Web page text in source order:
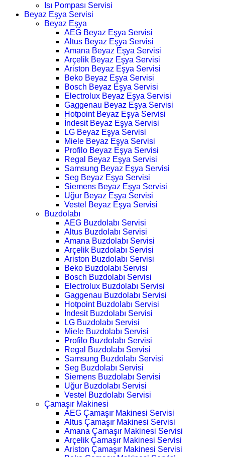
Isı Pompası Servisi
Beyaz Eşya Servisi
Beyaz Eşya
AEG Beyaz Eşya Servisi
Altus Beyaz Eşya Servisi
Amana Beyaz Eşya Servisi
Arçelik Beyaz Eşya Servisi
Ariston Beyaz Eşya Servisi
Beko Beyaz Eşya Servisi
Bosch Beyaz Eşya Servisi
Electrolux Beyaz Eşya Servisi
Gaggenau Beyaz Eşya Servisi
Hotpoint Beyaz Eşya Servisi
İndesit Beyaz Eşya Servisi
LG Beyaz Eşya Servisi
Miele Beyaz Eşya Servisi
Profilo Beyaz Eşya Servisi
Regal Beyaz Eşya Servisi
Samsung Beyaz Eşya Servisi
Seg Beyaz Eşya Servisi
Siemens Beyaz Eşya Servisi
Uğur Beyaz Eşya Servisi
Vestel Beyaz Eşya Servisi
Buzdolabı
AEG Buzdolabı Servisi
Altus Buzdolabı Servisi
Amana Buzdolabı Servisi
Arçelik Buzdolabı Servisi
Ariston Buzdolabı Servisi
Beko Buzdolabı Servisi
Bosch Buzdolabı Servisi
Electrolux Buzdolabı Servisi
Gaggenau Buzdolabı Servisi
Hotpoint Buzdolabı Servisi
İndesit Buzdolabı Servisi
LG Buzdolabı Servisi
Miele Buzdolabı Servisi
Profilo Buzdolabı Servisi
Regal Buzdolabı Servisi
Samsung Buzdolabı Servisi
Seg Buzdolabı Servisi
Siemens Buzdolabı Servisi
Uğur Buzdolabı Servisi
Vestel Buzdolabı Servisi
Çamaşır Makinesi
AEG Çamaşır Makinesi Servisi
Altus Çamaşır Makinesi Servisi
Amana Çamaşır Makinesi Servisi
Arçelik Çamaşır Makinesi Servisi
Ariston Çamaşır Makinesi Servisi